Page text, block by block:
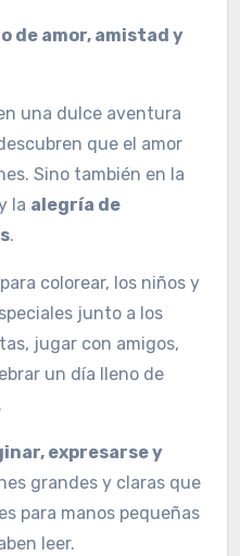
de amor, amistad y
una dulce aventura
que el amor
Sino también en la
la alegría de
.
colorear, los niños y
junto a los
jugar con amigos,
un día lleno de
expresarse y
grandes y claras que
para manos pequeñas
leer.